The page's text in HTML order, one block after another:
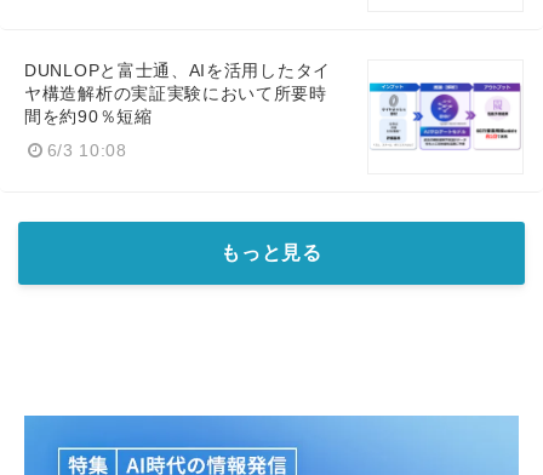
DUNLOPと富士通、AIを活用したタイ
ヤ構造解析の実証実験において所要時
間を約90％短縮
6/3 10:08
もっと見る